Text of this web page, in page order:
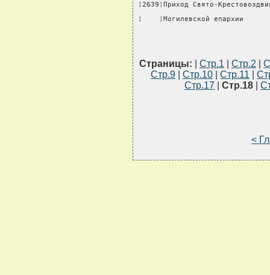
¦2639¦Приход Свято-
¦    ¦Могилевской
Страницы: Стр.1 Стр.2
Стр.9
Стр.10 Стр.11
Стр.17
Стр.18
<